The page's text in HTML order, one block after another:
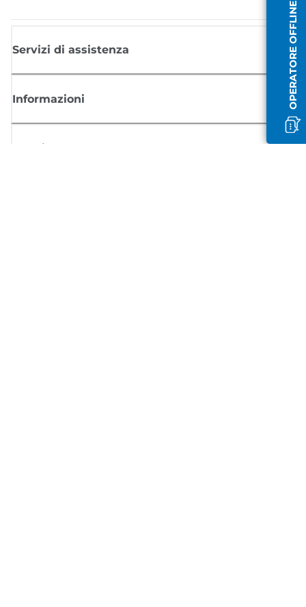
OPERATORE OFFLINE
Servizi di assistenza
Informazioni
Acquisto